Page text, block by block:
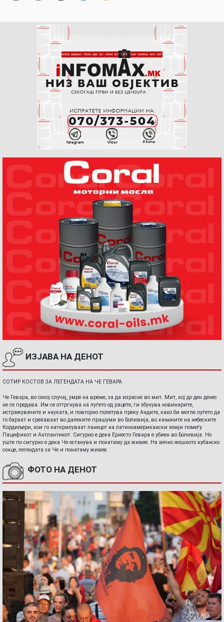
ИЗЈАВА НА ДЕНОТ
СОТИР КОСТОВ ЗА ЛЕГЕНДАТА НА ЧЕ ГЕВАРА
Че Гевара, во секој случај, умре на време, за да израсне во мит. Мит, кој до ден денес
не се предава. Им се оттргнува на луѓето од рацете, ги збунува новинарите,
истражувачите и науката, и повторно полетува преку Андите, како би могле луѓето да
го бараат и среќаваат во далеките прашуми во Боливија, во кањоните на небеските
Кордиљери, кои го наткрилуваат ланецот на латиноамерикански земји помеѓу
Пацификот и Антлантикот. Сигурно е дека Ернесто Гевара е убиен во Боливија. Но
уште по сигурно е дека Че останува и понатаму да живее. На вечно жешкото кубанско
сонце, легендата за Че и понатаму живее.
ФОТО НА ДЕНОТ